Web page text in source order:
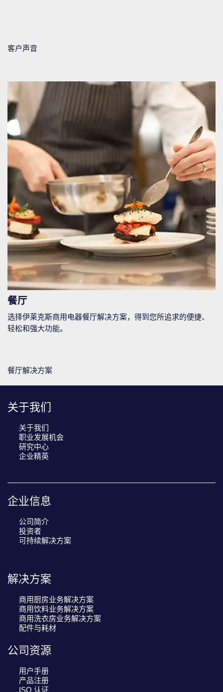
客户声音
餐厅
选择伊莱克斯商用电器餐厅解决方案，得到您所追求的便捷、
轻松和强大功能。
餐厅解决方案
关于我们
关于我们
职业发展机会
研究中心
企业精英
企业信息
公司简介
投资者
可持续解决方案
解决方案
商用厨房业务解决方案
商用饮料业务解决方案
商用洗衣房业务解决方案
配件与耗材
公司资源
用户手册
产品注册
ISO 认证